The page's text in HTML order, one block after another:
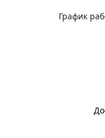
График